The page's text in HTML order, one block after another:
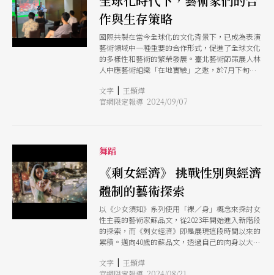
剪了一頭俐落的短髮，便彷彿有另一個身體從他這
軀殼中誕生，他說：「女性的意識改變我身體的選
作與生存策略
國際共製在當今全球化的文化背景下，已成為表演
藝術領域中一種重要的合作形式，促進了全球文化
的多樣性和藝術的繁榮發展。臺北藝術節策展人林
人中應藝術組織「在地實驗」之邀，於7月下旬以
展實務」為題，深入探討了國際共製的定義、模式
及其對藝術產業的影響。（註） 國際共製與台灣
設施日益完善，這些改變對藝術生態產生了深遠影
響。藝術家在進行獨立創作時，與機構合作的可能
性愈來愈大，而這種合作形式正是國際共製的核
心。 兩個以上的國際製作夥伴 參與作品生產過程
林人中進一步解釋國際共製的定義和模式。由於台
用了由歐洲當代表演藝術網絡組織（IETM）和韓
國藝術管理服務（KAMS）共同研究的資料，指出
國際共製涉及兩個或以上的製作夥伴，這些夥伴可
能是藝術節、劇院或視覺藝術機構。他們通過合議
的契約，共同投入資源支持一項製作或以發展過程
為主的計畫。共製的核心在於過程，夥伴不僅僅是
文字 | 王顥燁
官網限定報導 2024/09/07
舞蹈
《剩女經濟》 挑戰性別與經濟
體制的藝術探索
以《少女須知》系列使用「裸／身」概念來探討女
性主義的藝術家蘇品文，從2023年開始進入新階段
的探索，而《剩女經濟》即是展現這段時間以來的
累積。邁向40歲的蘇品文，透過自己的肉身以大眾
來建構場景空間，檢視社會如何看待有利或無用的
文字 | 王顥燁